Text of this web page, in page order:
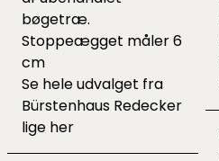
bøgetræ.
Stoppeægget måler 6
cm
Se hele udvalget fra
Bürstenhaus Redecker
lige her